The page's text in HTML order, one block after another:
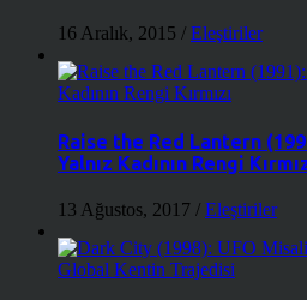
16 Aralık, 2015 / Eleştiriler
Raise the Red Lantern
Yalnız Kadının Rengi
13 Ağustos, 2017 / Eleştiriler